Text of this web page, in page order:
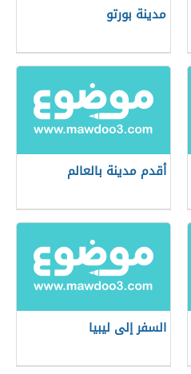
مدينة بورتو
أقدم مدينة بالعالم
السفر إلى ليبيا